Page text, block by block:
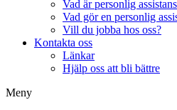
Vad är personlig
Vad gör en personlig
Vill du jobba hos oss?
Kontakta oss
Länkar
Hjälp oss att bli bättre
Meny